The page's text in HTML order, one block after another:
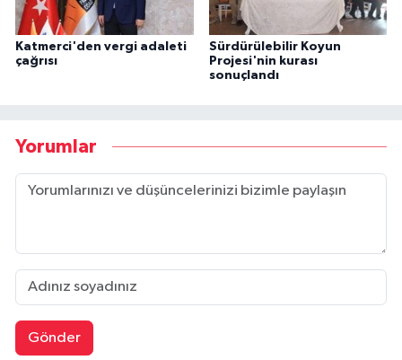
Katmerci'den vergi adaleti
çağrısı
Sürdürülebilir Koyun
Projesi'nin kurası
sonuçlandı
Yorumlar
Gönder